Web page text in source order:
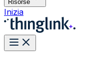
Risorse
Inizia